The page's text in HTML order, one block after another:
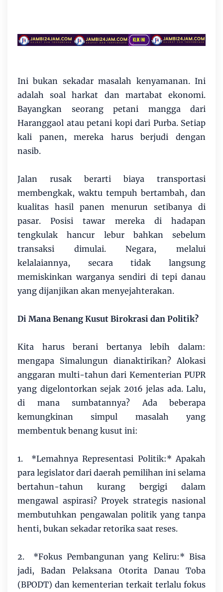
Ini bukan sekadar masalah kenyamanan. Ini
adalah soal harkat dan martabat ekonomi.
Bayangkan seorang petani mangga dari
Haranggaol atau petani kopi dari Purba. Setiap
kali panen, mereka harus berjudi dengan
nasib.
Jalan rusak berarti biaya transportasi
membengkak, waktu tempuh bertambah, dan
kualitas hasil panen menurun setibanya di
pasar. Posisi tawar mereka di hadapan
tengkulak hancur lebur bahkan sebelum
transaksi dimulai. Negara, melalui
kelalaiannya, secara tidak langsung
memiskinkan warganya sendiri di tepi danau
yang dijanjikan akan menyejahterakan.
Di Mana Benang Kusut Birokrasi dan Politik?
Kita harus berani bertanya lebih dalam:
mengapa Simalungun dianaktirikan? Alokasi
anggaran multi-tahun dari Kementerian PUPR
yang digelontorkan sejak 2016 jelas ada. Lalu,
di mana sumbatannya? Ada beberapa
kemungkinan simpul masalah yang
membentuk benang kusut ini:
1. *Lemahnya Representasi Politik:* Apakah
para legislator dari daerah pemilihan ini selama
bertahun-tahun kurang bergigi dalam
mengawal aspirasi? Proyek strategis nasional
membutuhkan pengawalan politik yang tanpa
henti, bukan sekadar retorika saat reses.
2. *Fokus Pembangunan yang Keliru:* Bisa
jadi, Badan Pelaksana Otorita Danau Toba
(BPODT) dan kementerian terkait terlalu fokus